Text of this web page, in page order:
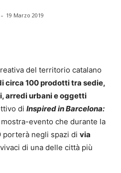
- 19 Marzo 2019
del territorio catalano
circa 100 prodotti tra sedie,
arredi urbani e oggetti
di Inspired in Barcelona:
mostra-evento che durante la
porterà negli spazi di via
di una delle città più